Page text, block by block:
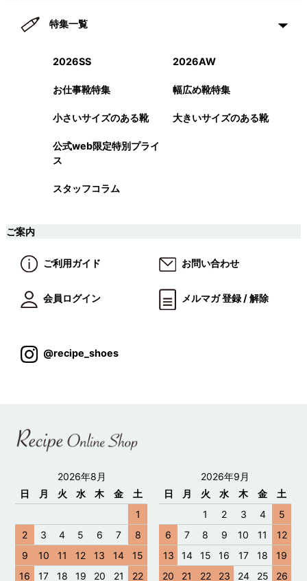
特集一覧
2026SS 2026AW
お仕事靴特集 幅広め靴特集
小さいサイズのある靴 大きいサイズのある靴
公式web限定特別プライ
ス
スタッフコラム
ご案内
ご利用ガイド お問い合わせ
会員ログイン メルマガ 登録 / 解除
@recipe_shoes
2026年8月
日
月 火 水 木 金
土
1
2
3 4 5 6 7
8
9
10 11 12 13 14
15
16
17 18 19 20 21 22
2026年9月
日
月 火 水 木 金
土
1
2 3 4
5
6
7 8 9 10 11
12
13
14 15 16 17 18
19
20
21 22 23 24 25 26